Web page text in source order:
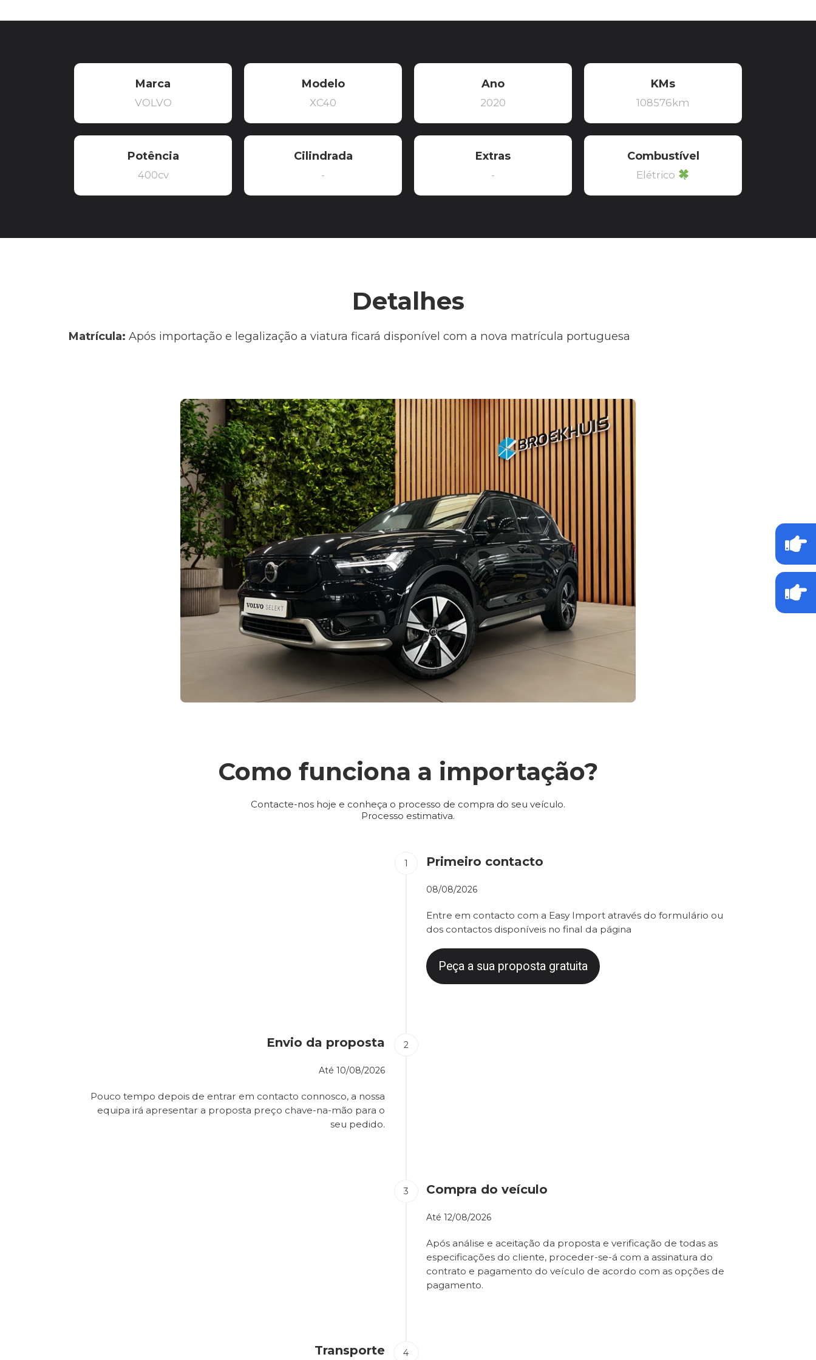
Marca
VOLVO
Modelo
XC40
Ano
2020
KMs
108576km
Potência
400cv
Cilindrada
-
Extras
-
Combustível
Elétrico
Detalhes
Matrícula: Após importação e legalização a viatura ficará disponível com a nova matrícula portuguesa
Como funciona a importação?
Contacte-nos hoje e conheça o processo de compra do seu veículo.
Processo estimativa.
Primeiro contacto
08/08/2026
Entre em contacto com a Easy Import através do formulário ou
dos contactos disponíveis no final da página
Peça a sua proposta gratuita
Envio da proposta
Até 10/08/2026
Pouco tempo depois de entrar em contacto connosco, a nossa
equipa irá apresentar a proposta preço chave-na-mão para o
seu pedido.
Compra do veículo
Até 12/08/2026
Após análise e aceitação da proposta e verificação de todas as
especificações do cliente, proceder-se-á com a assinatura do
contrato e pagamento do veículo de acordo com as opções de
pagamento.
Transporte